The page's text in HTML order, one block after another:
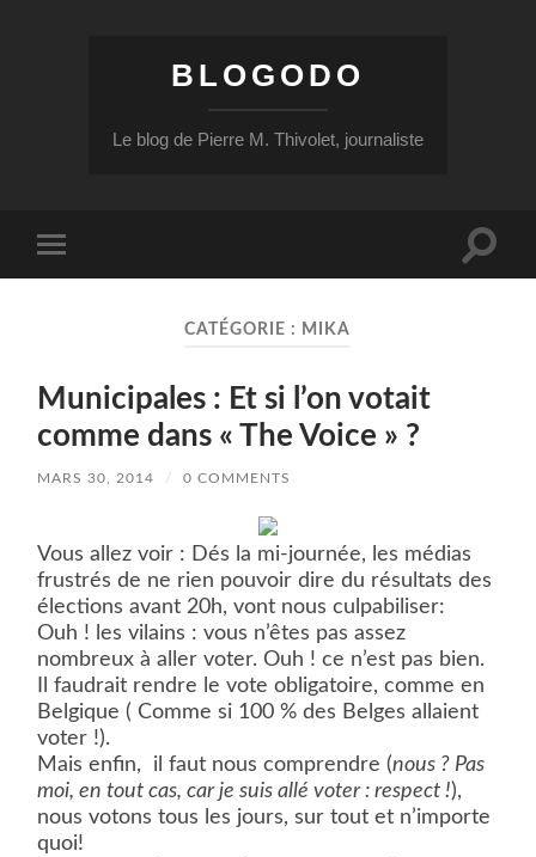
BLOGODO
Le blog de Pierre M. Thivolet, journaliste
mobile
Toggle
CATÉGORIE : MIKA
Municipales : Et si l’on votait
comme dans « The Voice » ?
MARS 30, 2014 / 0 COMMENTS
Vous allez voir : Dés la mi-journée, les médias
frustrés de ne rien pouvoir dire du résultats des
élections avant 20h, vont nous culpabiliser:
Ouh ! les vilains : vous n’êtes pas assez
nombreux à aller voter. Ouh ! ce n’est pas bien.
Il faudrait rendre le vote obligatoire, comme en
Belgique ( Comme si 100 % des Belges allaient
voter !).
Mais enfin,
il faut nous comprendre (nous ? Pas
moi, en tout cas, car je suis allé voter : respect !),
nous votons tous les jours, sur tout et n’importe
quoi!